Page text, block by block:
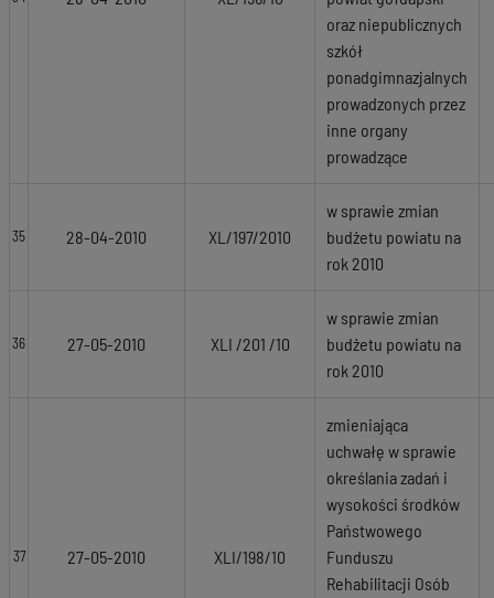
oraz niepublicznych
szkół
ponadgimnazjalnych
prowadzonych przez
inne organy
prowadzące
35 28-04-2010 XL/197/2010
w sprawie zmian
budżetu powiatu na
rok 2010
36 27-05-2010 XLI /201 /10
w sprawie zmian
budżetu powiatu na
rok 2010
37 27-05-2010 XLI/198/10
zmieniająca
uchwałę w sprawie
określania zadań i
wysokości środków
Państwowego
Funduszu
Rehabilitacji Osób